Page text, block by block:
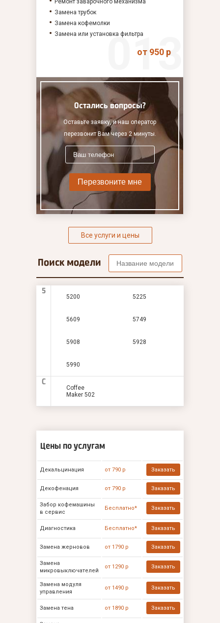
Ремонт заварочного механизма
Замена трубок
Замена кофемолки
Замена или установка фильтра
от 950 р
Остались вопросы?
Оставьте заявку, и наш оператор
перезвонит Вам через 2 минуты.
Перезвоните мне
Все услуги и цены
Поиск модели
5
5200 5225
5609 5749
5908 5928
5990
C
Coffee
Maker 502
Цены по услугам
Декальцинация от 790 р Заказать
Декофенация от 790 р Заказать
Забор кофемашины
в сервис
Бесплатно* Заказать
Диагностика Бесплатно* Заказать
Замена жерновов от 1790 р Заказать
Замена
микровыключателей
от 1290 р Заказать
Замена модуля
управления
от 1490 р Заказать
Замена тена от 1890 р Заказать